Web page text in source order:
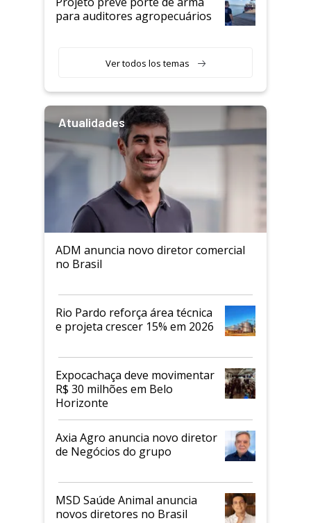
para auditores agropecuários
Ver todos los temas
Atualidades
ADM anuncia novo diretor comercial
no Brasil
Rio Pardo reforça área técnica
e projeta crescer 15% em 2026
Expocachaça deve movimentar
R$ 30 milhões em Belo
Horizonte
Axia Agro anuncia novo diretor
de Negócios do grupo
MSD Saúde Animal anuncia
novos diretores no Brasil